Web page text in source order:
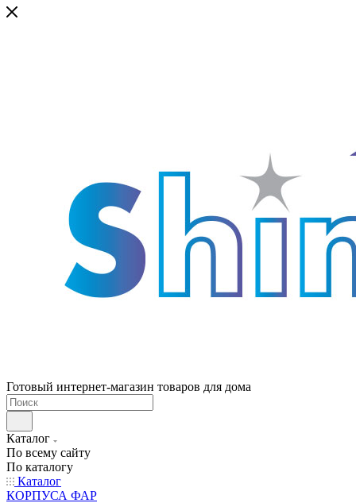
Готовый интернет-магазин товаров для дома
Каталог
По всему сайту
По каталогу
Каталог
КОРПУСА ФАР